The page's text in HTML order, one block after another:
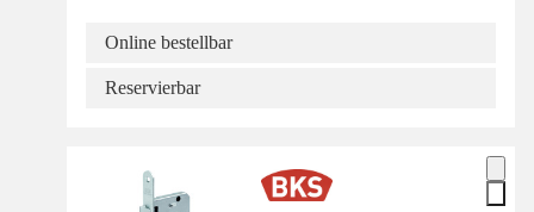
Online bestellbar
Reservierbar